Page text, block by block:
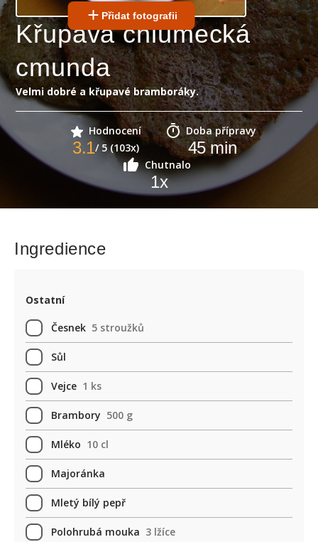
Přidat fotografii
Křupavá chlumecká
cmunda
Velmi dobré a křupavé bramboráky.
Hodnocení
3.1/ 5 (103x)
Doba přípravy
45min
Chutnalo
1x
Ingredience
Ostatní
Česnek 5 stroužků
Sůl
Vejce 1 ks
Brambory 500 g
Mléko 10 cl
Majoránka
Mletý bílý pepř
Polohrubá mouka 3 lžíce